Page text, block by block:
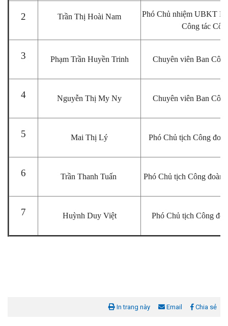
2 Trần Thị Hoài Nam
Phó Chủ nhiệm UBKT
Công tác
3 Phạm Trần Huyền Trinh Chuyên viên Ban
4 Nguyễn Thị My Ny Chuyên viên Ban
5 Mai Thị Lý Phó Chủ tịch Công
6 Trần Thanh Tuấn Phó Chủ tịch Công đoàn
7 Huỳnh Duy Việt Phó Chủ tịch Công
In trang này Email Chia sẻ
Liên đoàn Lao động tỉnh tổ chức trao kinh phí hỗ trợ xây dựng nhà